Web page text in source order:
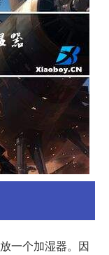
一个加湿器。因